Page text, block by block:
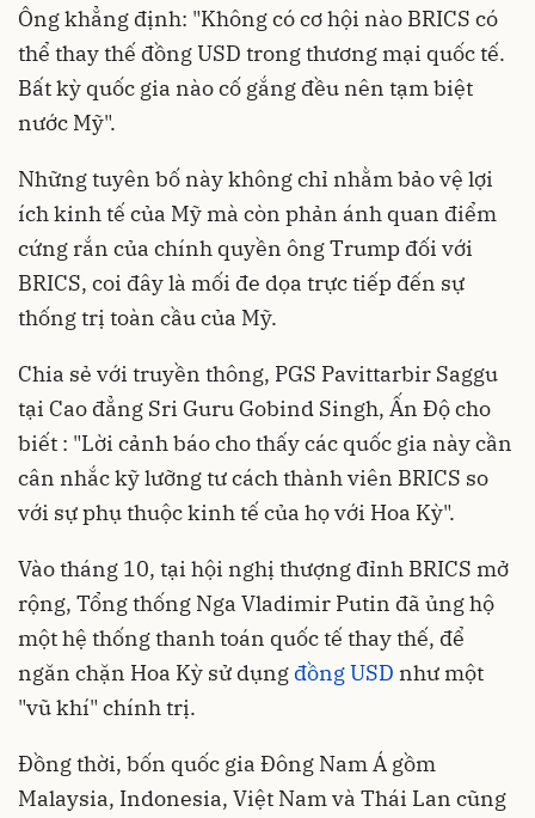
Ông khẳng định: "Không có cơ hội nào BRICS có
thể thay thế đồng USD trong thương mại quốc tế.
Bất kỳ quốc gia nào cố gắng đều nên tạm biệt
nước Mỹ".
Những tuyên bố này không chỉ nhằm bảo vệ lợi
ích kinh tế của Mỹ mà còn phản ánh quan điểm
cứng rắn của chính quyền ông Trump đối với
BRICS, coi đây là mối đe dọa trực tiếp đến sự
thống trị toàn cầu của Mỹ.
Chia sẻ với truyền thông, PGS Pavittarbir Saggu
tại Cao đẳng Sri Guru Gobind Singh, Ấn Độ cho
biết : "Lời cảnh báo cho thấy các quốc gia này cần
cân nhắc kỹ lưỡng tư cách thành viên BRICS so
với sự phụ thuộc kinh tế của họ với Hoa Kỳ".
Vào tháng 10, tại hội nghị thượng đỉnh BRICS mở
rộng, Tổng thống Nga Vladimir Putin đã ủng hộ
một hệ thống thanh toán quốc tế thay thế, để
ngăn chặn Hoa Kỳ sử dụng đồng USD như một
"vũ khí" chính trị.
Đồng thời, bốn quốc gia Đông Nam Á gồm
Malaysia, Indonesia, Việt Nam và Thái Lan cũng